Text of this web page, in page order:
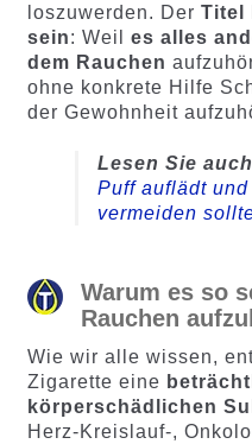
loszuwerden. Der Titel
sein: Weil es alles
dem Rauchen
ohne konkrete Hilfe
der Gewohnheit
Lesen Sie
Puff auflädt
vermeiden
Warum es so
Rauchen
Wie wir alle wissen,
Zigarette eine
körperschädlichen
Herz-Kreislauf-,